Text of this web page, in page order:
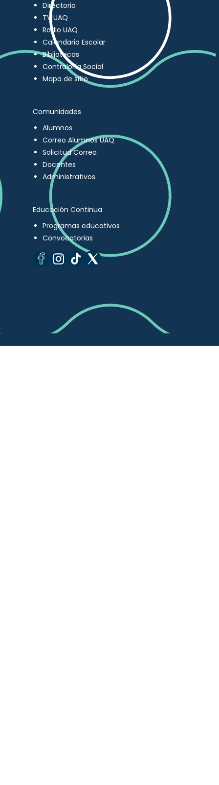
Directorio
TV UAQ
Radio UAQ
Calendario Escolar
Bibliotecas
Contraloría Social
Mapa de sitio
Comunidades
Alumnos
Correo Alumnos UAQ
Solicitud Correo
Docentes
Administrativos
Educación Continua
Programas educativos
Convocatorias